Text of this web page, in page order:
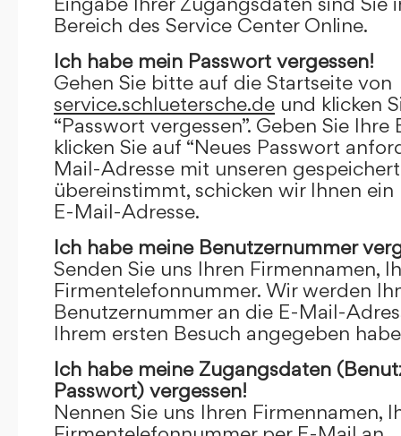
Bereich des Service Center Online.
Ich habe mein Passwort vergessen!
Gehen Sie bitte auf die Startseite von
service.schluetersche.de und klicken
“Passwort vergessen”. Geben Sie
klicken Sie auf “Neues Passwort
Mail-Adresse mit unseren
übereinstimmt, schicken wir Ihnen
E-Mail-Adresse.
Ich habe meine Benutzernummer
Senden Sie uns Ihren Firmennamen,
Firmentelefonnummer. Wir werden
Benutzernummer an die E-Mail-
Ihrem ersten Besuch angegeben
Ich habe meine Zugangsdaten
Passwort) vergessen!
Nennen Sie uns Ihren Firmennamen,